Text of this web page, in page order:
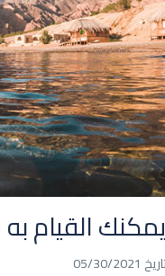
05/30/2021